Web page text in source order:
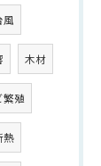
風
木材
繁殖
熱